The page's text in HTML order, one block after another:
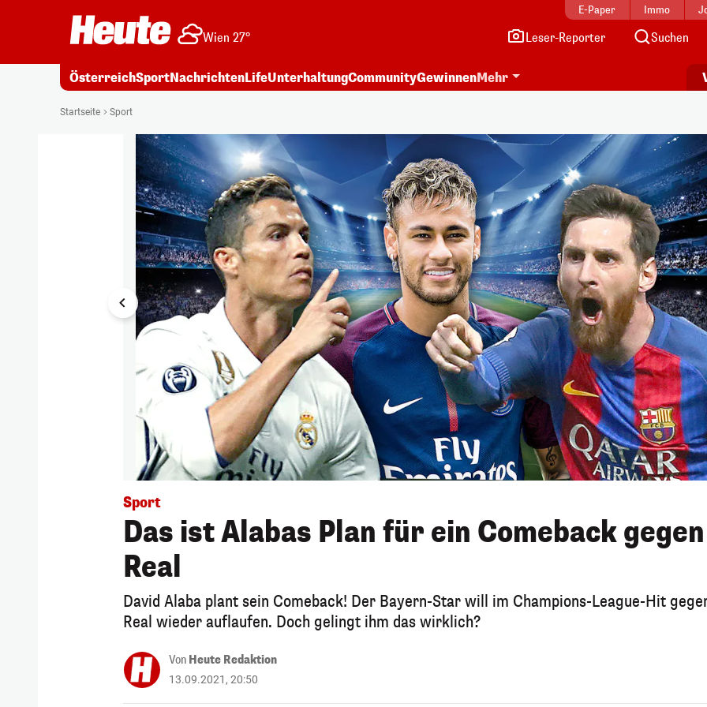
E-Paper Immo
Wien 27° Leser-Reporter Suchen
ÖsterreichSportNachrichtenLifeUnterhaltungCommunityGewinnenMehr
Startseite Sport
Sport
Das ist Alabas Plan für ein Comeback gegen
Real
David Alaba plant sein Comeback! Der Bayern-Star will im Champions-League-Hit
Real wieder auflaufen. Doch gelingt ihm das wirklich?
Von Heute Redaktion
13.09.2021, 20:50